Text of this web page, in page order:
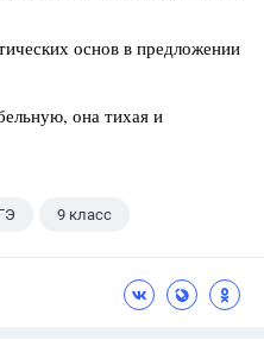
основ в предложении
она тихая и
9 класс